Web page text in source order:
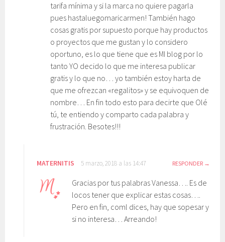
tarifa mínima y si la marca no quiere pagarla
pues hastaluegomaricarmen! También hago
cosas gratis por supuesto porque hay productos
o proyectos que me gustan y lo considero
oportuno, es lo que tiene que es MI blog por lo
tanto YO decido lo que me interesa publicar
gratis y lo que no… yo también estoy harta de
que me ofrezcan «regalitos» y se equivoquen de
nombre… En fin todo esto para decirte que Olé
tú, te entiendo y comparto cada palabra y
frustración. Besotes!!!
MATERNITIS 5 marzo, 2018 a las 14:47 RESPONDER
Gracias por tus palabras Vanessa…. Es de
locos tener que explicar estas cosas….
Pero en fin, coml dices, hay que sopesar y
si no interesa… Arreando!